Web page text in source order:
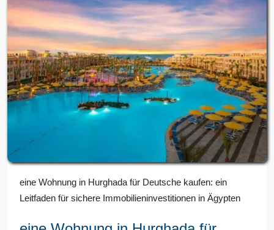
eine Wohnung in Hurghada für Deutsche kaufen: ein
Leitfaden für sichere Immobilieninvestitionen in Ägypten